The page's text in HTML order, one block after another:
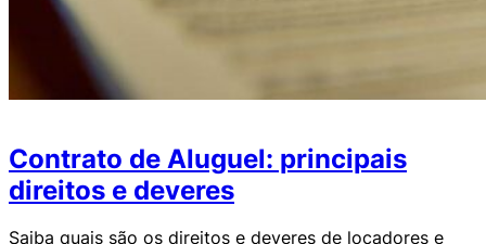
Contrato de Aluguel: principais
direitos e deveres
Saiba quais são os direitos e deveres de locadores e